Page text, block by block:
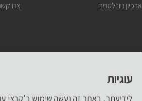
ארכיון ניוזלטרים
צרו
עוגיות